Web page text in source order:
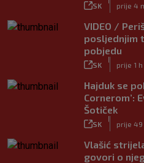
SK prije 4
VIDEO /
posljednjim
pobjedu
SK prije 1 h
Hajduk se
Cornerom’:
Šotiček
SK prije 49
Vlašić
govori o